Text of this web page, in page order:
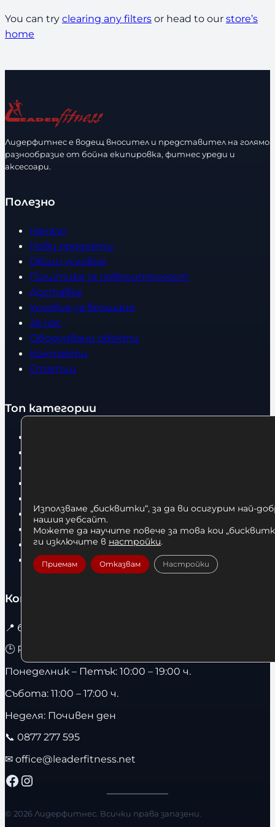
You can try clearing any filters or head to our store’s
home
Лидерфитнес е водещ вносител и представител на голямо
разнообразие от бойна екипировка, фитнес уреди и
аксесоари.
Полезно
Начало
Нови продукти
Общи условия
Политика за поверителност
Доставка
Условия за връщане
За нас
Оборудвани обекти
Контакти
Статии
Топ категории
Суичъри
Фитнес оборудване и аксесоари
Бягащи пътеки
Велоергометри
Контакти
📍 бул. Христо Ботев 67 гр. София / 1303
🕒 Работно Време :
Понеделник – Петък: 10:00 – 19:00 ч.
Събота: 11:00 – 17:00 ч.
Неделя: Почивен ден
📞 0877 277 595
✉ office@leaderfitness.net
Facebook Instagram
© 2026 Лидерфитнес. Всички права запазени.
Използваме „бисквитки“, за да ви осигурим най-
нашия уебсайт.
Можете да научите повече за това кои
ги изключите в настройки.
Приемам Отказвам Настройки